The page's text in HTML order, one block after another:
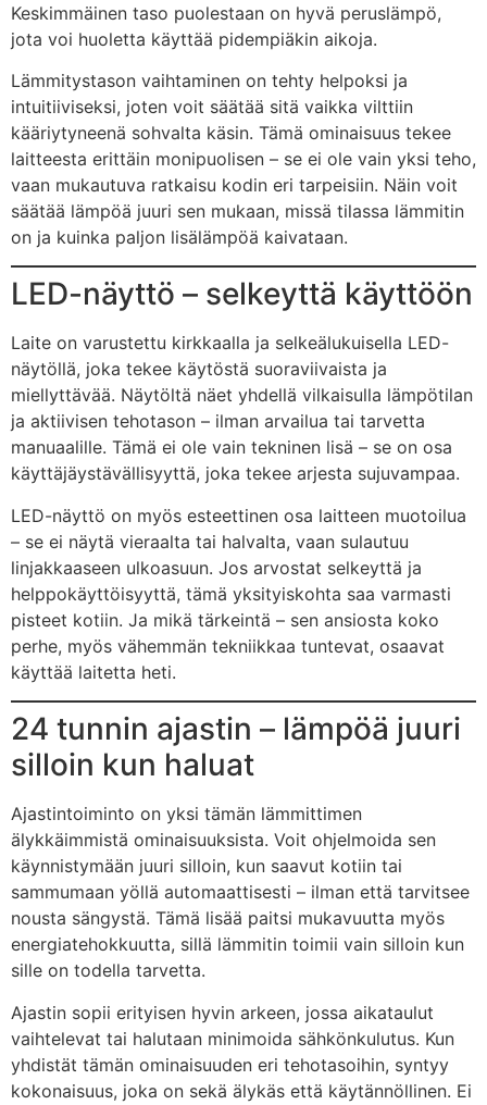
Keskimmäinen taso puolestaan on hyvä peruslämpö,
jota voi huoletta käyttää pidempiäkin aikoja.
Lämmitystason vaihtaminen on tehty helpoksi ja
intuitiiviseksi, joten voit säätää sitä vaikka vilttiin
kääriytyneenä sohvalta käsin. Tämä ominaisuus tekee
laitteesta erittäin monipuolisen – se ei ole vain yksi teho,
vaan mukautuva ratkaisu kodin eri tarpeisiin. Näin voit
säätää lämpöä juuri sen mukaan, missä tilassa lämmitin
on ja kuinka paljon lisälämpöä kaivataan.
LED-näyttö – selkeyttä käyttöön
Laite on varustettu kirkkaalla ja selkeälukuisella LED-
näytöllä, joka tekee käytöstä suoraviivaista ja
miellyttävää. Näytöltä näet yhdellä vilkaisulla lämpötilan
ja aktiivisen tehotason – ilman arvailua tai tarvetta
manuaalille. Tämä ei ole vain tekninen lisä – se on osa
käyttäjäystävällisyyttä, joka tekee arjesta sujuvampaa.
LED-näyttö on myös esteettinen osa laitteen muotoilua
– se ei näytä vieraalta tai halvalta, vaan sulautuu
linjakkaaseen ulkoasuun. Jos arvostat selkeyttä ja
helppokäyttöisyyttä, tämä yksityiskohta saa varmasti
pisteet kotiin. Ja mikä tärkeintä – sen ansiosta koko
perhe, myös vähemmän tekniikkaa tuntevat, osaavat
käyttää laitetta heti.
24 tunnin ajastin – lämpöä juuri
silloin kun haluat
Ajastintoiminto on yksi tämän lämmittimen
älykkäimmistä ominaisuuksista. Voit ohjelmoida sen
käynnistymään juuri silloin, kun saavut kotiin tai
sammumaan yöllä automaattisesti – ilman että tarvitsee
nousta sängystä. Tämä lisää paitsi mukavuutta myös
energiatehokkuutta, sillä lämmitin toimii vain silloin kun
sille on todella tarvetta.
Ajastin sopii erityisen hyvin arkeen, jossa aikataulut
vaihtelevat tai halutaan minimoida sähkönkulutus. Kun
yhdistät tämän ominaisuuden eri tehotasoihin, syntyy
kokonaisuus, joka on sekä älykäs että käytännöllinen. Ei